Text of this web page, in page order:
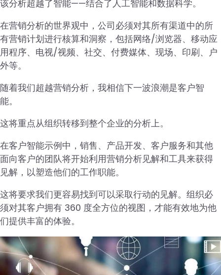
该分析超越了智能——结合了人工智能和数据科学。
在营销分析的世界观中，公司必须对其所有渠道中的所
有营销计划进行核算和洞察，包括网络/浏览器、移动应
用程序、电视/视频、社交、付费媒体、现场、印刷、户
外等。
随着我们超越营销分析，我相信下一波浪潮是客户智
能。
这将重点从组织转移到整个企业的分析上。
在客户智能示例中，销售、产品开发、客户服务和其他
面向客户的团队将开始利用营销分析见解和工具来获得
见解，以塑造他们的工作职能。
这将要求我们更容易找到可以采取行动的见解。组织必
须对其客户拥有 360 度全方位的视图，才能有效地为他
们提供丰富的体验。